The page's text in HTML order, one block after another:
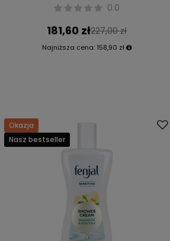
0.0
181,60 zł227,00 zł
Najniższa cena: 158,90 zł
Okazja
Nasz bestseller